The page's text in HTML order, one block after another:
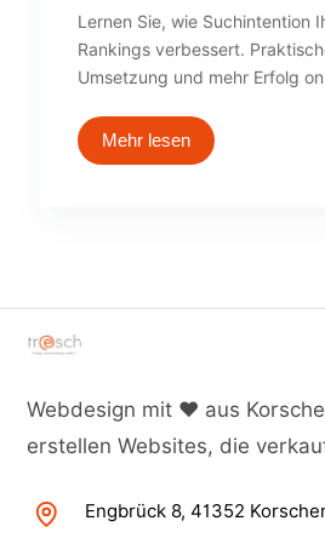
Lernen Sie, wie Suchintention
Rankings verbessert.
Umsetzung und mehr Erfolg
Mehr lesen
Webdesign mit ♥ aus
erstellen Websites, die
Engbrück 8, 41352